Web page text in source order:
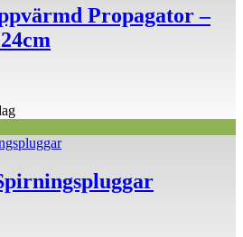
Propagator –